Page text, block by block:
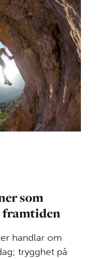
som
handlar om
trygghet på